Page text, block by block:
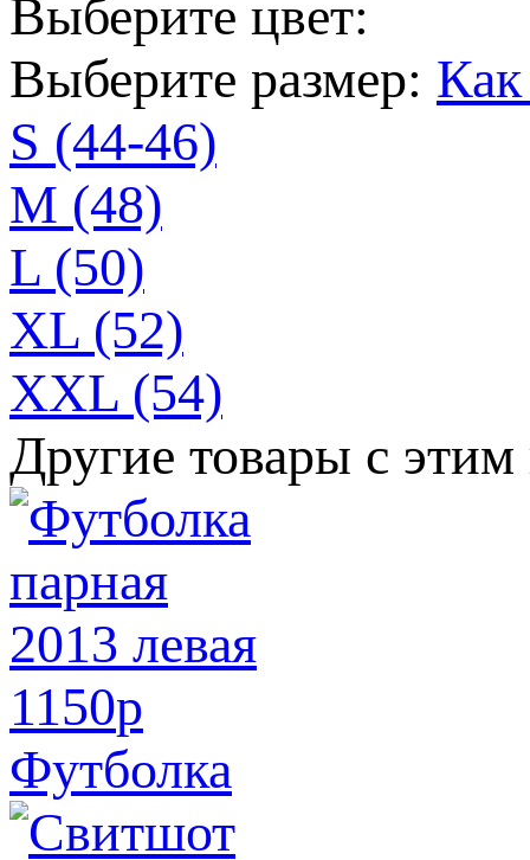
Выберите цвет:
Выберите размер:
S (44-46)
M (48)
L (50)
XL (52)
XXL (54)
Другие товары с
1150p
Футболка